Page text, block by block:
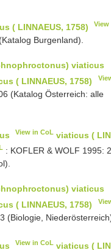
( LINNAEUS, 1758) View
Burgenland).
viaticus
( LINNAEUS, 1758)
(Katalog Österreich: alle
View in CoL viaticus (
: KOFLER & WOLF 1995:
viaticus
( LINNAEUS, 1758)
(Biologie,
View in CoL viaticus (